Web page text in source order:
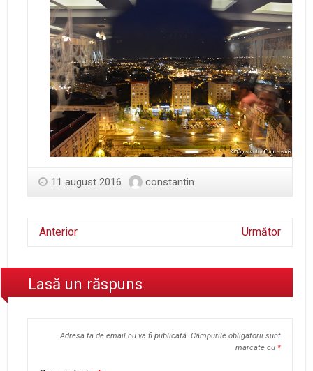
11 august 2016 constantin
Anterior Următor
Lasă un răspuns
Adresa ta de email nu va fi publicată. Câmpurile obligatorii sunt
marcate cu *